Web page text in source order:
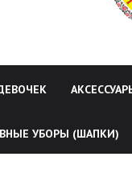
УБОРЫ (ШАПКИ)